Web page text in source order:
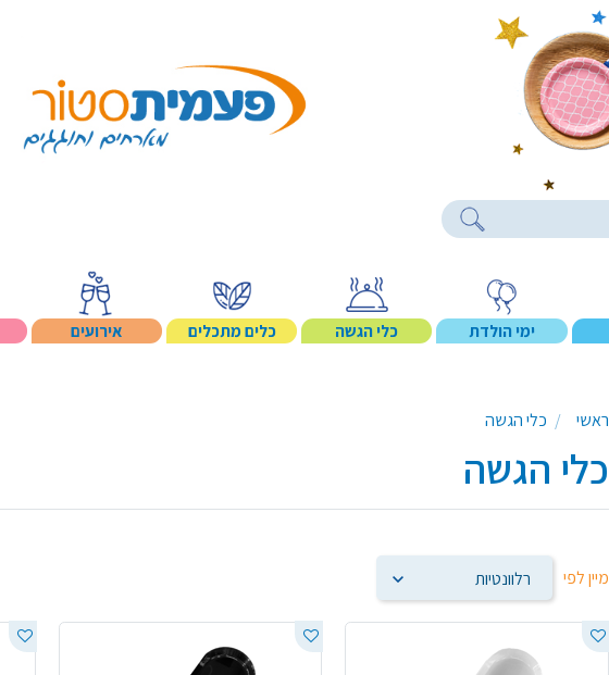
Search products
ימי הולדת כלי הגשה כלים מתכלים אירועים
ראשי כלי הגשה
כלי הגשה
מיין לפי